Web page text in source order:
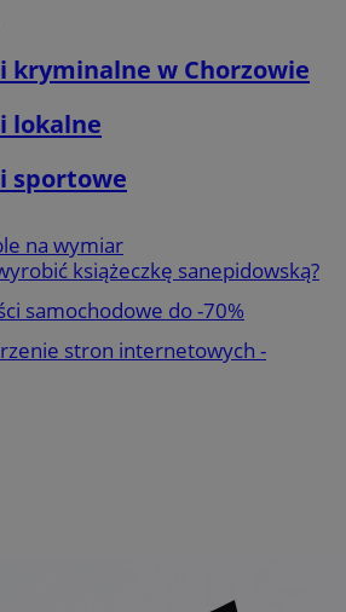
kryminalne w Chorzowie
lokalne
sportowe
na wymiar
książeczkę sanepidowską?
samochodowe do -70%
stron internetowych -